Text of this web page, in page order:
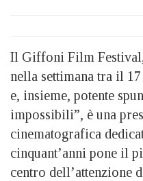
Il Giffoni Film Festival,
nella settimana tra il
e, insieme, potente
impossibili”, è una
cinematografica
cinquant’anni pone il
centro dell’attenzione